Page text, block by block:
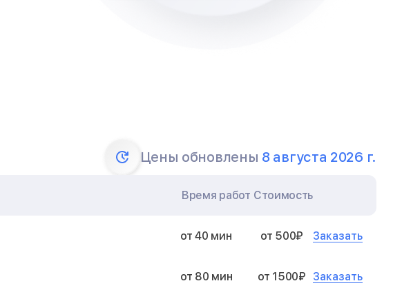
Цены обновлены 8 августа 2026 г.
Время работ Стоимость
от 40 мин от 500₽ Заказать
от 80 мин от 1500₽ Заказать